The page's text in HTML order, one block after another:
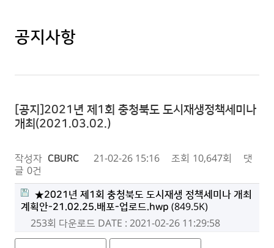
공지사항
[공지]2021년 제1회 충청북도 도시재생정책세미나
개최(2021.03.02.)
작성자 CBURC 21-02-26 15:16 조회 10,647회
댓
글 0건
★2021년 제1회 충청북도 도시재생 정책세미나 개최
계획안-21.02.25.배포-업로드.hwp (849.5K)
253회 다운로드 DATE : 2021-02-26 11:29:58